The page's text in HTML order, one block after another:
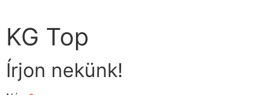
KG Top
Írjon nekünk!